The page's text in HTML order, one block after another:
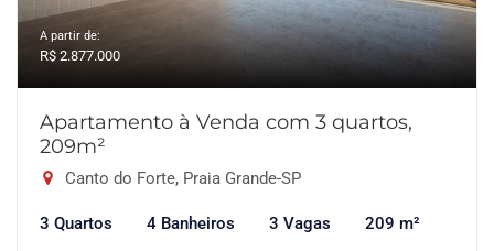
A partir de:
R$ 2.877.000
Apartamento à Venda com 3 quartos,
209m²
Canto do Forte, Praia Grande-SP
3 Quartos 4 Banheiros 3 Vagas 209 m²